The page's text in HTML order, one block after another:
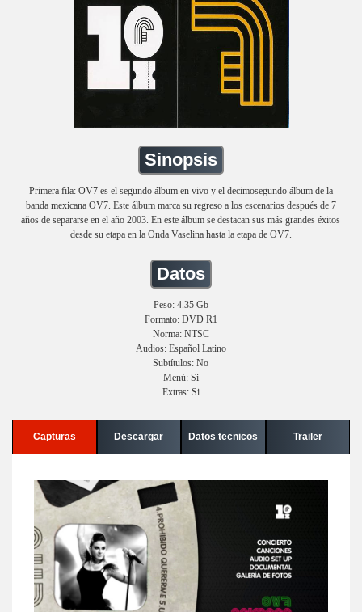
Sinopsis
Primera fila: OV7 es el segundo álbum en vivo y el decimosegundo álbum de la
banda mexicana OV7. Este álbum marca su regreso a los escenarios después de 7
años de separarse en el año 2003. En este álbum se destacan sus más grandes éxitos
desde su etapa en la Onda Vaselina hasta la etapa de OV7.
Datos
Peso: 4.35 Gb
Formato: DVD R1
Norma: NTSC
Audios: Español Latino
Subtítulos: No
Menú: Si
Extras: Si
Capturas Descargar Datos tecnicos Trailer